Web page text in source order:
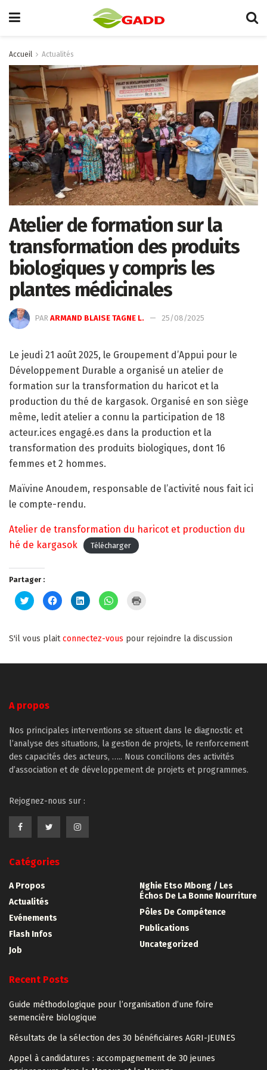
Accueil Actualités
Atelier de formation sur la
transformation des produits
biologiques y compris les
plantes médicinales
PAR ARMAND BLAISE TAGNE L. 25/08/2025
Le jeudi 21 août 2025, le Groupement d’Appui pour le
Développement Durable a organisé un atelier de
formation sur la transformation du haricot et la
production du thé de kargasok. Organisé en son siège
même, ledit atelier a connu la participation de 18
acteur.ices engagé.es dans la production et la
transformation des produits biologiques, dont 16
femmes et 2 hommes.
Maïvine Anoudem, responsable de l’activité nous fait ici
le compte-rendu.
Atelier de transformation du haricot et production du
hé de kargasok
Télécharger
Partager :
Cliquez
pour
partager
dans
une
Cliquez
pour
partager
dans
une
Cliquez
pour
partager
dans
une
Cliquez
pour
dans
une
nouvelle
fenêtre)
S'il vous plaitconnectez-vous pour rejoindre la discussion
A propos
Nos principales interventions se situent dans le diagnostic et
l’analyse des situations, la gestion de projets, le renforcement
des capacités des acteurs, ….. Nous concilions des activités
d’association et de développement de projets et programmes.
Rejognez-nous sur :
Catégories
A Propos
Actualités
Evénements
Flash Infos
Job
Nghie Etso Mbong / Les
Échos De La Bonne Nourriture
Pôles De Compétence
Publications
Uncategorized
Recent Posts
Guide méthodologique pour l’organisation d’une foire
semencière biologique
Résultats de la sélection des 30 bénéficiaires AGRI-JEUNES
Appel à candidatures : accompagnement de 30 jeunes